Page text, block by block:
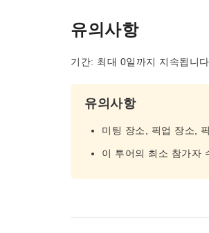
유의사항
기간: 최대 0일까지 지속됩니다.
유의사항
미팅 장소, 픽업 장소,
이 투어의 최소 참가자